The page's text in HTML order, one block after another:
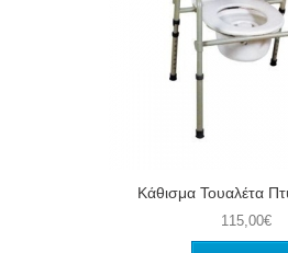
Κάθισμα Τουαλέτα
115,00€